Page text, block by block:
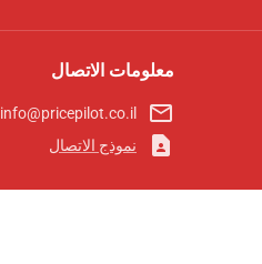
معلومات الاتصال
mail_outline
info@pricepilot.co.il
contact_page نموذج الاتصال